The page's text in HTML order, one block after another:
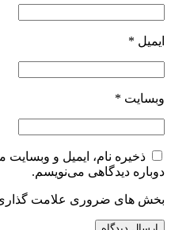
ایمیل *
وبسایت *
ذخیره نام، ایمیل و
دوباره دیدگاهی می‌نویسم.
بخش های ضروری علامت